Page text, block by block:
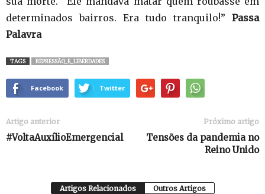
determinados bairros. Era tudo tranquilo!” Passa
Palavra
TAGS REPRESSÃO_E_LIBERDADES
Facebook Twitter
Artigo anterior
#VoltaAuxílioEmergencial
Próximo artigo
Tensões da pandemia no
Reino Unido
Artigos Relacionados Outros Artigos